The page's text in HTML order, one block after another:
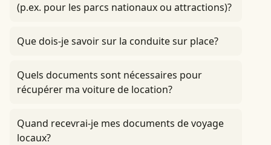
(p.ex. pour les parcs nationaux ou attractions)?
Que dois-je savoir sur la conduite sur place?
Quels documents sont nécessaires pour
récupérer ma voiture de location?
Quand recevrai-je mes documents de voyage
locaux?